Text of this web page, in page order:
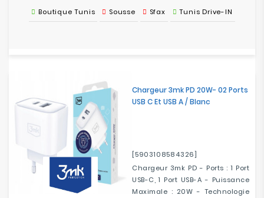
Boutique Tunis Sousse Sfax Tunis Drive-IN
Chargeur 3mk PD 20W- 02 Ports
USB C Et USB A / Blanc
[5903108584326]
Chargeur 3mk PD - Ports : 1 Port
USB-C, 1 Port USB-A - Puissance
Maximale : 20W - Technologie